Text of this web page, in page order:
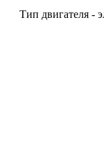
Тип двигателя -